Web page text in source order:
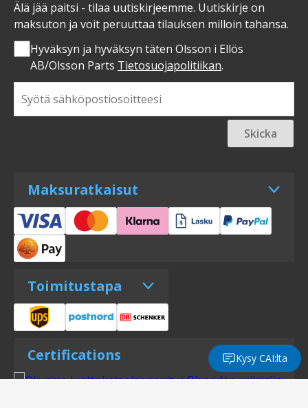
Älä jää paitsi - tilaa uutiskirjeemme. Uutiskirje on
maksuton ja voit peruuttaa tilauksen milloin tahansa.
Hyväksyn ja hyväksyn täten Olsson i Ellös
AB/Olsson Parts Tietosuojapolitiikan.
Skicka
Maksuratkaisut
Toimitustapa
Certifications Kysy CAI:lta